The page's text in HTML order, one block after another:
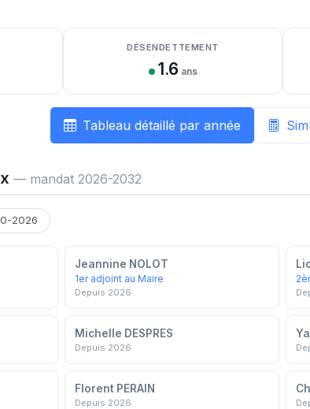
DÉSENDETTEMENT
1.6 ans
Tableau détaillé par année
— mandat 2026-2032
2026
Jeannine NOLOT
1er adjoint au Maire
Depuis 2026
Michelle DESPRES
Depuis 2026
Florent PERAIN
Depuis 2026